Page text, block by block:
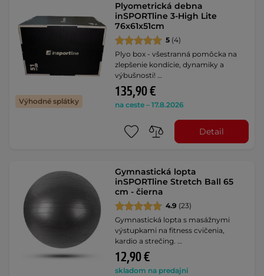
Výhodné splátky
Plyometrická debna
inSPORTline 3-High Lite
76x61x51cm
5 (4)
Plyo box - všestranná pomôcka na
zlepšenie kondície, dynamiky a
výbušnosti! …
135,90 €
na ceste – 17.8.2026
Detail
Gymnastická lopta
inSPORTline Stretch Ball 65
cm - čierna
4.9 (23)
Gymnastická lopta s masážnymi
výstupkami na fitness cvičenia,
kardio a strečing. …
12,90 €
skladom na predajni